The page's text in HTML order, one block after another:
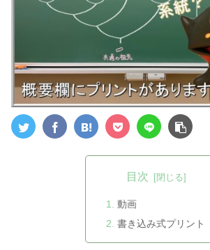
目次
動画
書き込み式プリント